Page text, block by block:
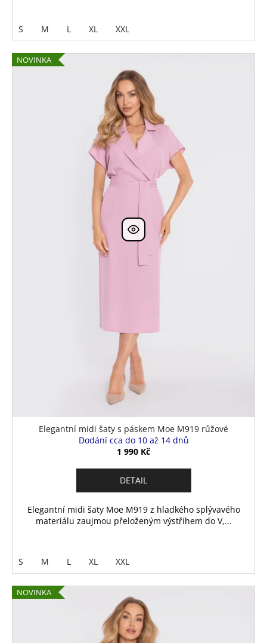
S M L XL XXL
NOVINKA
Elegantní midi šaty s páskem Moe M919 růžové
Dodání cca do 10 až 14 dnů
1 990 Kč
DETAIL
Elegantní midi šaty Moe M919 z hladkého splývavého
materiálu zaujmou přeloženým výstřihem do V,...
S M L XL XXL
NOVINKA